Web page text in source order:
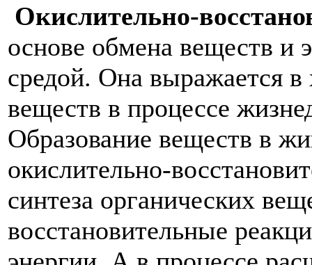
Окислительно-
основе обмена веществ и
средой. Она выражается
веществ в процессе
Образование веществ в
окислительно-
синтеза органических
восстановительные